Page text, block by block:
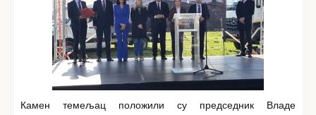
Камен темељац положили су председник Владе